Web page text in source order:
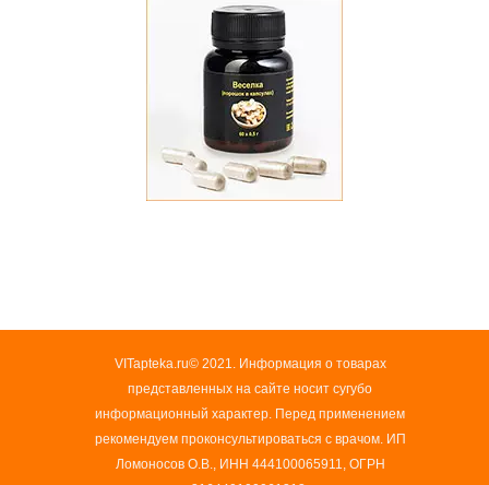
VITapteka.ru© 2021. Информация о товарах
представленных на сайте носит сугубо
информационный характер. Перед применением
рекомендуем проконсультироваться с врачом. ИП
Ломоносов О.В., ИНН 444100065911, ОГРН